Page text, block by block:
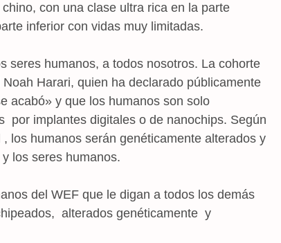
con una clase ultra rica en la parte
inferior con vidas muy limitadas.
seres humanos, a todos nosotros. La cohorte
Harari, quien ha declarado públicamente
acabó» y que los humanos son solo
implantes digitales o de nanochips. Según
los humanos serán genéticamente alterados y
los seres humanos.
del WEF que le digan a todos los demás
alterados genéticamente y